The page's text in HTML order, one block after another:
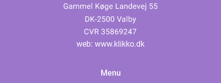
web: www.klikko.dk
Menu